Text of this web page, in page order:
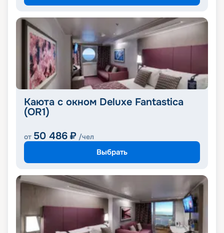
Каюта с окном Deluxe Fantastica
(OR1)
от 50 486 ₽ /чел
Выбрать